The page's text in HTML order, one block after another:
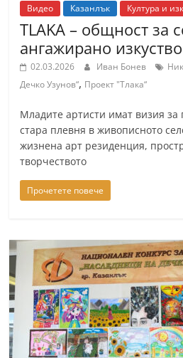
Видео Казанлък Култура и
TLAKA – общност за
ангажирано изкуство
02.03.2026 Иван Бонев
Дечко Узунов“, Проект "Тлака“
Младите артисти имат визия
стара плевня в живописното
жизнена арт резиденция,
творчеството
Прочетете повече